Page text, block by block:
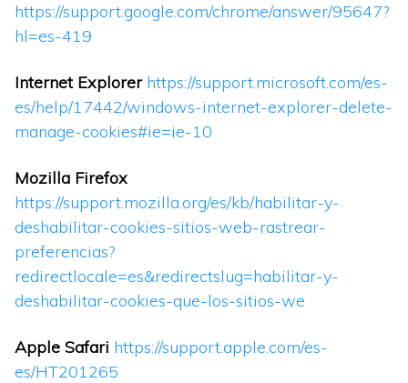
https://support.google.com/chrome/answer/95647?
hl=es-419
Internet Explorer https://support.microsoft.com/es-
es/help/17442/windows-internet-explorer-delete-
manage-cookies#ie=ie-10
Mozilla Firefox
https://support.mozilla.org/es/kb/habilitar-y-
deshabilitar-cookies-sitios-web-rastrear-
preferencias?
redirectlocale=es&redirectslug=habilitar-y-
deshabilitar-cookies-que-los-sitios-we
Apple Safari https://support.apple.com/es-
es/HT201265